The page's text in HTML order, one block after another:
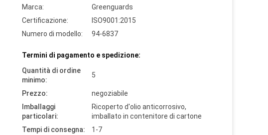
Marca:
Greenguards
Certificazione:
ISO9001:2015
Numero di modello:
94-6837
Termini di pagamento e spedizione:
Quantità di ordine
minimo:
5
Prezzo:
negoziabile
Imballaggi
particolari:
Ricoperto d'olio anticorrosivo,
imballato in contenitore di cartone
Tempi di consegna:
1-7